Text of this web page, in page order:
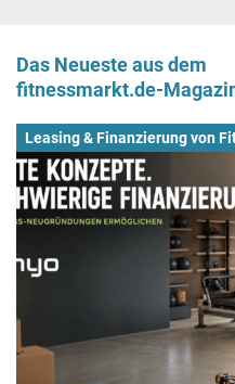
Das Neueste aus dem
fitnessmarkt.de-
Leasing & Finanzierung von